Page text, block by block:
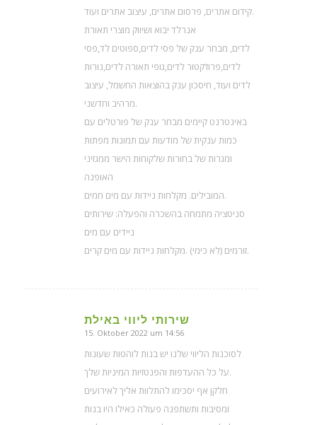
קידום אתרים, פרסום אתרים, עיצוב אתרים ועוד.
אנרלד יבוא ושיווק מוצרי תאורת
לדים, מבחר ענק של פסי לדים,ספוטים לד,פסי
לדים,פרוז’קטור לדים,גופי תאורה לדים,נורות
לדים ועוד, חיסכון ענק בהוצאות החשמל, עיצוב
מרהיב וחדשני.
באינטרנט קיימים מבחר ענק של פורטלים עם
כמות ענקית של מודעות עם תמונות מפתות
ומגרות של בחורות שלקוחות הישר ממגזיני
האופנה
המובילים. מקלחות ניידות עם מים חמים.
סניטציה מתמחה בהשכרה והפעלה: שירותים
ניידים עם מים
זורמים (לא כימי) .מקלחות ניידות עם מים קרים.
שירותי ליווי באילת
sagte:
15. Oktober 2022 um 14:56
לסוכנות הליווי שלנו יש בנות לוהטות שעונות
על כל ההעדפות והפנטזיות המיניות שלך.
חלקן אף יסכימו להתלוות אליך לאירועים
ומסיבות ותשתפנה פעולה כאילו היו בנות